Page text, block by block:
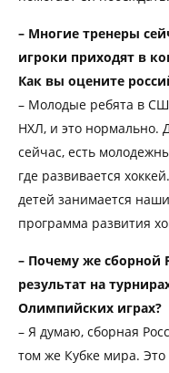
– Многие тренеры
игроки приходят в
Как вы оцените
– Молодые ребята в
НХЛ, и это нормально.
сейчас, есть
где развивается
детей занимается
программа развития
– Почему же сборной
результат на
Олимпийских играх?
– Я думаю, сборная
том же Кубке мира.